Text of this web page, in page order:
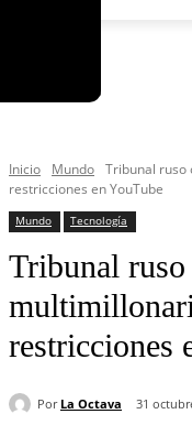
Inicio Mundo Tribunal ruso
restricciones en YouTube
Mundo Tecnología
Tribunal
restricciones
Por La Octava 31